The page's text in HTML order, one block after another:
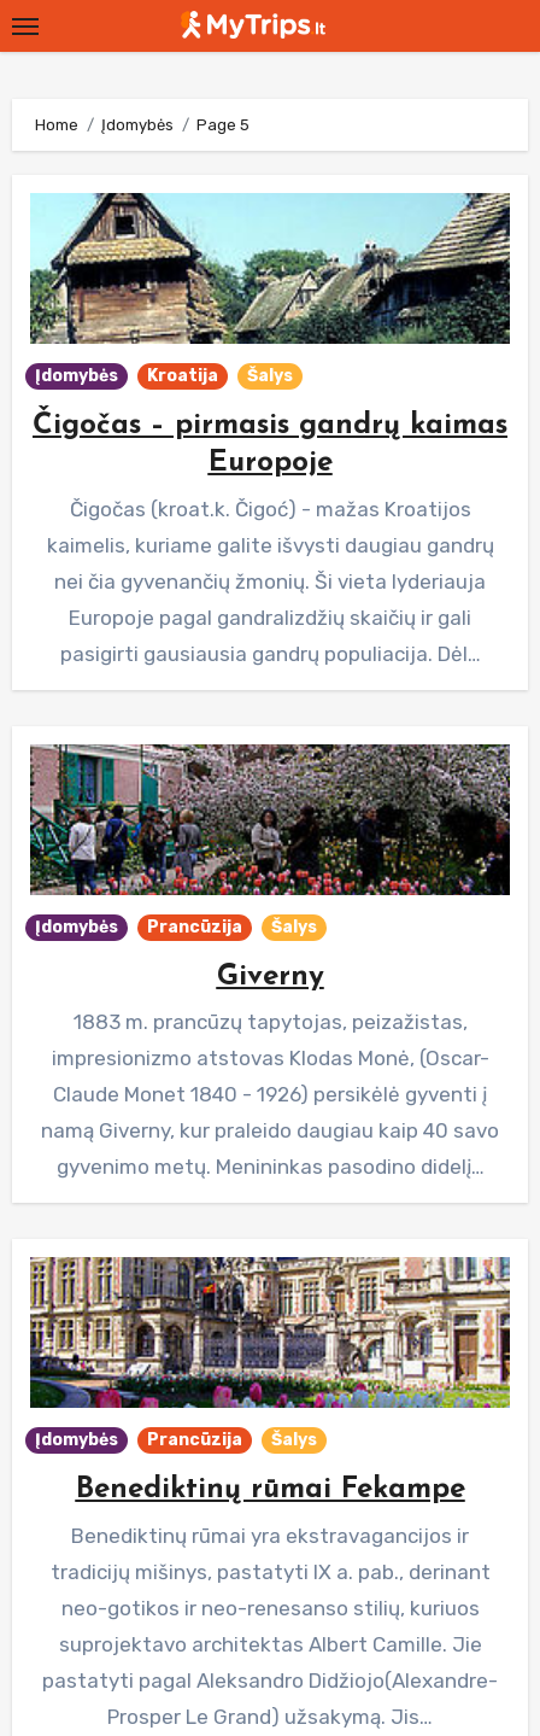
Skip
to
Home Įdomybės Page 5
Įdomybės Kroatija Šalys
Čigočas – pirmasis gandrų kaimas
Europoje
Čigočas (kroat.k. Čigoć) - mažas Kroatijos
kaimelis, kuriame galite išvysti daugiau gandrų
nei čia gyvenančių žmonių. Ši vieta lyderiauja
Europoje pagal gandralizdžių skaičių ir gali
pasigirti gausiausia gandrų populiacija. Dėl…
Įdomybės Prancūzija Šalys
Giverny
1883 m. prancūzų tapytojas, peizažistas,
impresionizmo atstovas Klodas Monė, (Oscar-
Claude Monet 1840 - 1926) persikėlė gyventi į
namą Giverny, kur praleido daugiau kaip 40 savo
gyvenimo metų. Menininkas pasodino didelį…
Įdomybės Prancūzija Šalys
Benediktinų rūmai Fekampe
Benediktinų rūmai yra ekstravagancijos ir
tradicijų mišinys, pastatyti IX a. pab., derinant
neo-gotikos ir neo-renesanso stilių, kuriuos
suprojektavo architektas Albert Camille. Jie
pastatyti pagal Aleksandro Didžiojo(Alexandre-
Prosper Le Grand) užsakymą. Jis…